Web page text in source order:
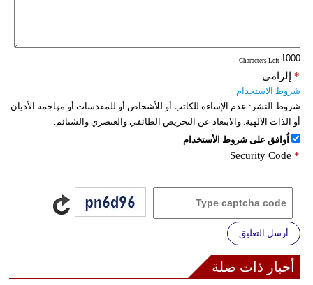
: Characters Left
إلزامي *
شروط الاستخدام
شروط النشر: عدم الإساءة للكاتب أو للأشخاص أو للمقدسات أو مهاجمة الأديان
أو الذات الالهية. والابتعاد عن التحريض الطائفي والعنصري والشتائم.
اُوافق على شروط الأستخدام
Security Code *
أرسل التعليق
أخبار ذات صلة